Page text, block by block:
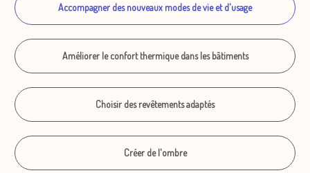
Accompagner des nouveaux modes de vie et d'usage
Améliorer le confort thermique dans les bâtiments
Choisir des revêtements adaptés
Créer de l'ombre